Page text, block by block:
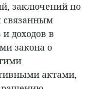
заключений по
связанным
доходов в
закона о
актами,